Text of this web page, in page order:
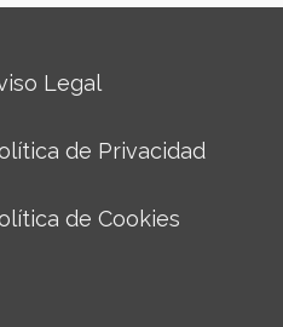
Legal
de Privacidad
de Cookies